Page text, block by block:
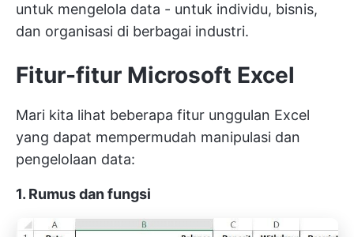
untuk mengelola data - untuk individu, bisnis,
dan organisasi di berbagai industri.
Fitur-fitur Microsoft Excel
Mari kita lihat beberapa fitur unggulan Excel
yang dapat mempermudah manipulasi dan
pengelolaan data:
1. Rumus dan fungsi